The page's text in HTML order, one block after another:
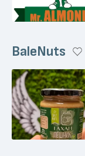
BaleNuts